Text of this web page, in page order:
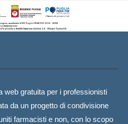
web gratuita per i professionisti
da un progetto di condivisione
farmacisti e non, con lo scopo